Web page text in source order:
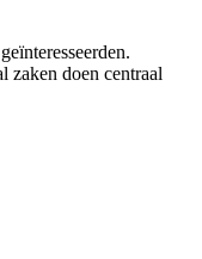
zaken doen centraal